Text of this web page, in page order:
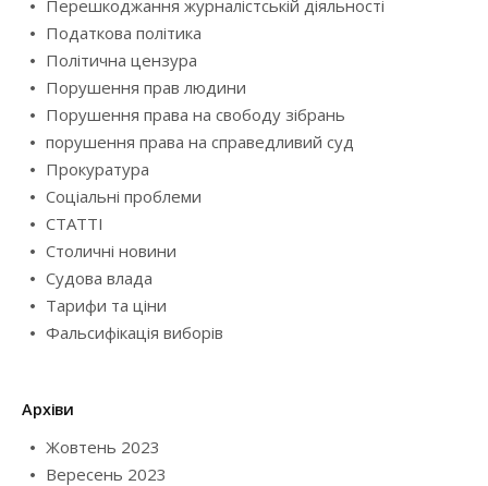
Перешкоджання журналістській діяльності
Податкова політика
Політична цензура
Порушення прав людини
Порушення права на свободу зібрань
порушення права на справедливий суд
Прокуратура
Соціальні проблеми
СТАТТІ
Столичні новини
Судова влада
Тарифи та ціни
Фальсифікація виборів
Архіви
Жовтень 2023
Вересень 2023